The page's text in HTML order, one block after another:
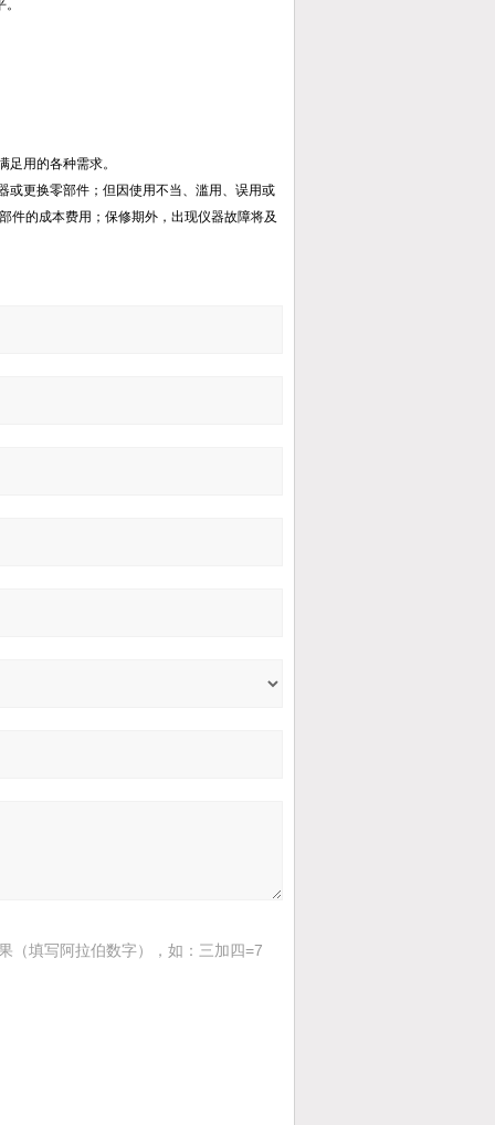
用的各种需求。
或更换零部件；但因使用不当、滥用、误用或
件的成本费用；保修期外，出现仪器故障将及
（填写阿拉伯数字），如：三加四=7